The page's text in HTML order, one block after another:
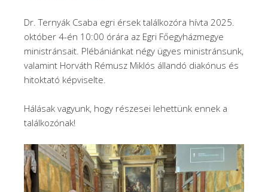
Dr. Ternyák Csaba egri érsek találkozóra hívta 2025.
október 4-én 10:00 órára az Egri Főegyházmegye
ministránsait. Plébániánkat négy ügyes ministránsunk,
valamint Horváth Rémusz Miklós állandó diakónus és
hitoktató képviselte.
Hálásak vagyunk, hogy részesei lehettünk ennek a
találkozónak!